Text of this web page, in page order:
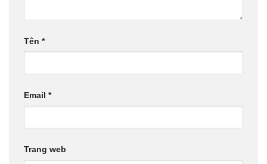
Tên *
Email *
Trang web